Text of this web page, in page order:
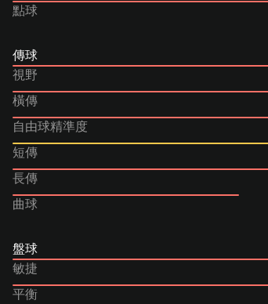
點球
傳球
視野
橫傳
自由球精準度
短傳
長傳
曲球
盤球
敏捷
平衡